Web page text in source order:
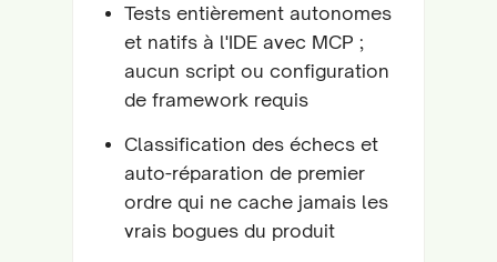
Tests entièrement autonomes
et natifs à l'IDE avec MCP ;
aucun script ou configuration
de framework requis
Classification des échecs et
auto-réparation de premier
ordre qui ne cache jamais les
vrais bogues du produit